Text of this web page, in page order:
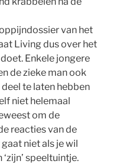
van het
Living dus over het
Enkele jongere
de zieke man ook
te laten hebben
niet helemaal
om de
reacties van de
niet als je wil
speeltuintje.